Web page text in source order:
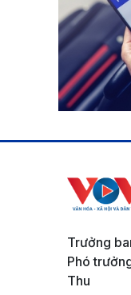
Trưởng
Phó
Thu